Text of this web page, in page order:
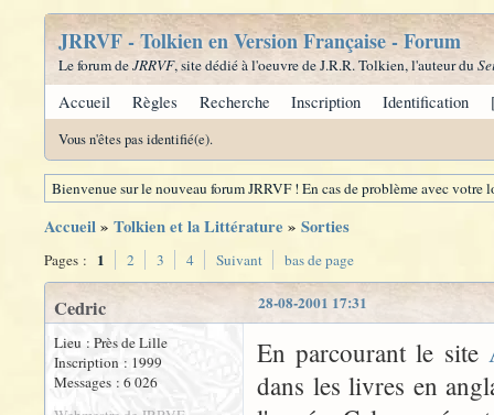
JRRVF - Tolkien en Version Française - Forum
Le forum deJRRVF, site dédié à l'oeuvre de J.R.R. Tolkien, l'auteur du
Accueil Règles Recherche Inscription Identification
Vous n'êtes pas identifié(e).
Bienvenue sur le nouveau forum JRRVF ! En cas de problème avec
Accueil» Tolkien et la Littérature » Sorties
Pages : 1 2 3 4 Suivant bas de page
28-08-2001 17:31
Cedric
Lieu : Près de Lille
Inscription : 1999
Messages : 6 026
En parcourant le site
dans les livres en